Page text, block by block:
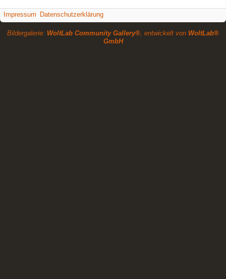
Impressum Datenschutzerklärung
Bildergalerie: WoltLab Community Gallery®, entwickelt von WoltLab®
GmbH